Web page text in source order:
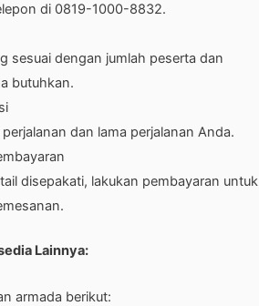
di 0819-1000-8832.
sesuai dengan jumlah peserta dan
butuhkan.
dan lama perjalanan Anda.
disepakati, lakukan pembayaran untuk
Lainnya:
armada berikut: